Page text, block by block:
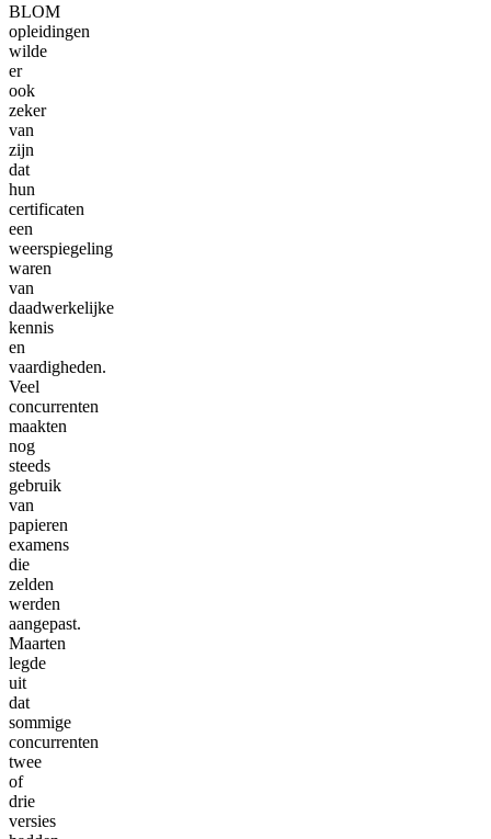
BLOM
opleidingen
wilde
er
ook
zeker
van
zijn
dat
hun
certificaten
een
weerspiegeling
waren
van
daadwerkelijke
kennis
en
vaardigheden.
Veel
concurrenten
maakten
nog
steeds
gebruik
van
papieren
examens
die
zelden
werden
aangepast.
Maarten
legde
uit
dat
sommige
concurrenten
twee
of
drie
versies